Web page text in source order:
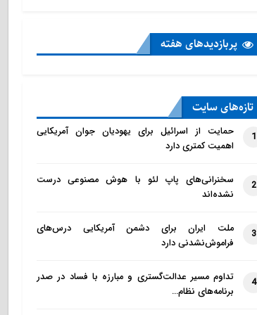
پربازدید‌های هفته
تازه‌‌های سایت
1
حمایت از اسرائیل برای یهودیان جوان آمریکایی
اهمیت کمتری دارد
2
سخنرانی‌های پاپ لئو با هوش مصنوعی درست
نشده‌اند
3
ملت ایران برای دشمن آمریکایی درس‌های
فراموش‌نشدنی دارد
4
تداوم مسیر عدالت‌گستری و مبارزه با فساد در صدر
برنامه‌های نظام…